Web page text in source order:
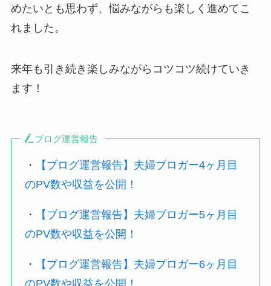
めたいとも思わず、悩みながらも楽しく進めてこ
れました。
来年も引き続き楽しみながらコツコツ続けていき
ます！
ブログ運営報告
・
【ブログ運営報告】夫婦ブロガー4ヶ月目
のPV数や収益を公開！
・
【ブログ運営報告】夫婦ブロガー5ヶ月目
のPV数や収益を公開！
・
【ブログ運営報告】夫婦ブロガー6ヶ月目
のPV数や収益を公開！